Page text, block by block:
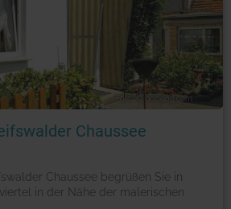
Foto: © booking.com
Chaussee
Chaussee begrüßen Sie in
in der Nähe der malerischen